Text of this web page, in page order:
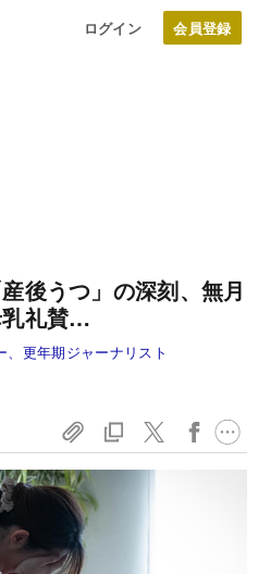
ログイン
後うつ」の深刻、無月
乳礼賛…
、更年期ジャーナリスト